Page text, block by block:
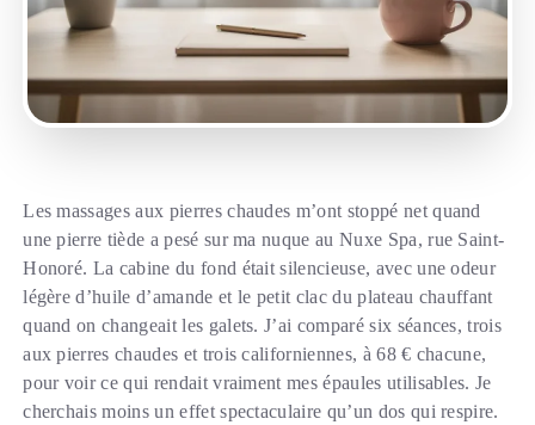
Les massages aux pierres chaudes m’ont stoppé net quand
une pierre tiède a pesé sur ma nuque au Nuxe Spa, rue Saint-
Honoré. La cabine du fond était silencieuse, avec une odeur
légère d’huile d’amande et le petit clac du plateau chauffant
quand on changeait les galets. J’ai comparé six séances, trois
aux pierres chaudes et trois californiennes, à 68 € chacune,
pour voir ce qui rendait vraiment mes épaules utilisables. Je
cherchais moins un effet spectaculaire qu’un dos qui respire.